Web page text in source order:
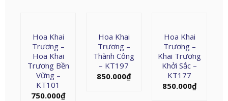
Hoa Khai
Trương –
Hoa Khai
Trương Bền
Vững –
KT101
750.000₫
Hoa Khai
Trương –
Thành Công
– KT197
850.000₫
Hoa Khai
Trương –
Khai Trương
Khởi Sắc –
KT177
850.000₫